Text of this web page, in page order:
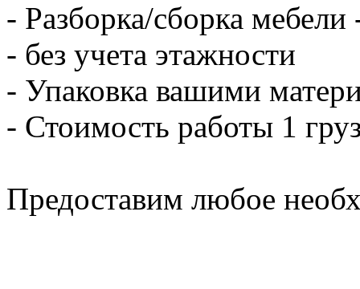
- Разборка/сборка мебели
- без учета этажности
- Упаковка вашими
- Стоимость работы 1
Предоставим любое